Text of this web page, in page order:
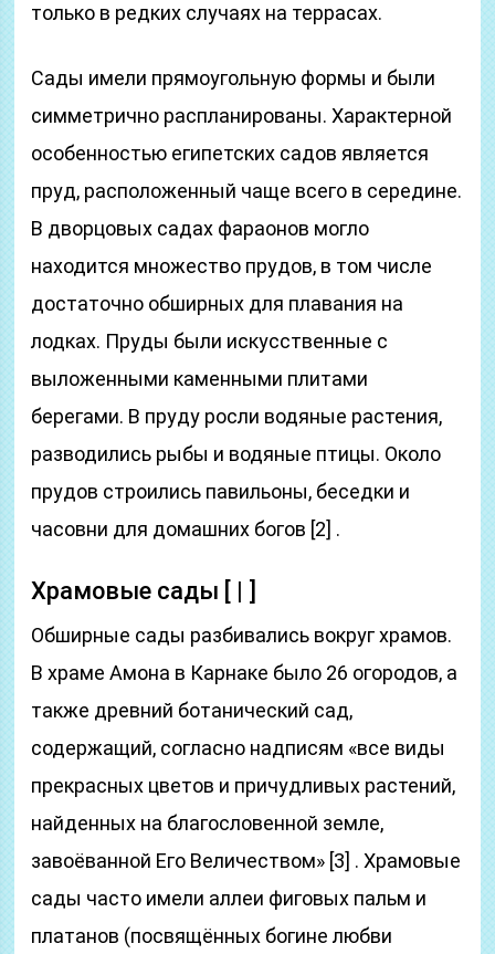
только в редких случаях на террасах.
Сады имели прямоугольную формы и были
симметрично распланированы. Характерной
особенностью египетских садов является
пруд, расположенный чаще всего в середине.
В дворцовых садах фараонов могло
находится множество прудов, в том числе
достаточно обширных для плавания на
лодках. Пруды были искусственные с
выложенными каменными плитами
берегами. В пруду росли водяные растения,
разводились рыбы и водяные птицы. Около
прудов строились павильоны, беседки и
часовни для домашних богов [2] .
Храмовые сады [ | ]
Обширные сады разбивались вокруг храмов.
В храме Амона в Карнаке было 26 огородов, а
также древний ботанический сад,
содержащий, согласно надписям «все виды
прекрасных цветов и причудливых растений,
найденных на благословенной земле,
завоёванной Его Величеством» [3] . Храмовые
сады часто имели аллеи фиговых пальм и
платанов (посвящённых богине любви